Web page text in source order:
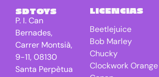
Freddy VS
Jason
Friday the
13th
Game Of
0
SDTOYS
P. I. Can
Bernades,
Carrer Montsià,
9-11, 08130
Santa Perpètua
LICENCIAS
Beetlejuice
Bob Marley
Chucky
Clockwork Orange